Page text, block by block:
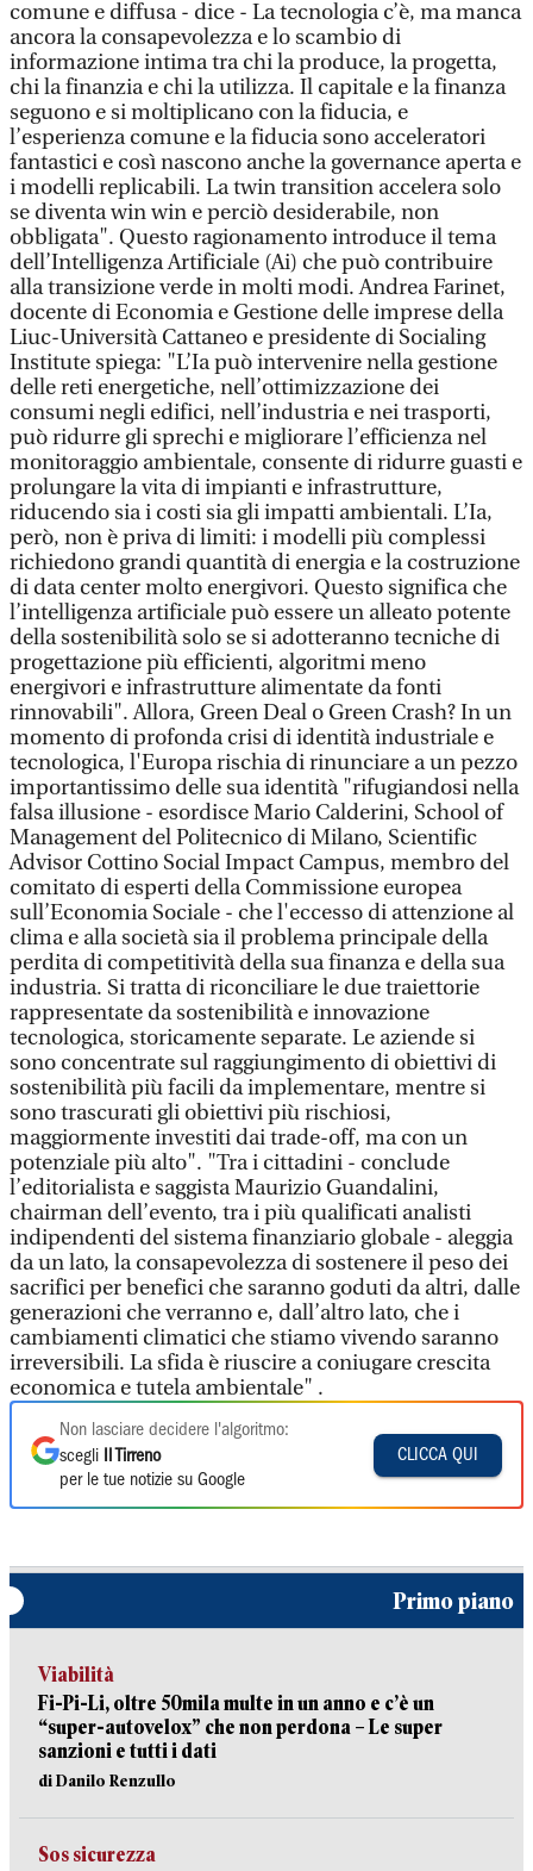
comune e diffusa - dice - La tecnologia c’è, ma manca
ancora la consapevolezza e lo scambio di
informazione intima tra chi la produce, la progetta,
chi la finanzia e chi la utilizza. Il capitale e la finanza
seguono e si moltiplicano con la fiducia, e
l’esperienza comune e la fiducia sono acceleratori
fantastici e così nascono anche la governance aperta e
i modelli replicabili. La twin transition accelera solo
se diventa win win e perciò desiderabile, non
obbligata". Questo ragionamento introduce il tema
dell’Intelligenza Artificiale (Ai) che può contribuire
alla transizione verde in molti modi. Andrea Farinet,
docente di Economia e Gestione delle imprese della
Liuc-Università Cattaneo e presidente di Socialing
Institute spiega: "L’Ia può intervenire nella gestione
delle reti energetiche, nell’ottimizzazione dei
consumi negli edifici, nell’industria e nei trasporti,
può ridurre gli sprechi e migliorare l’efficienza nel
monitoraggio ambientale, consente di ridurre guasti e
prolungare la vita di impianti e infrastrutture,
riducendo sia i costi sia gli impatti ambientali. L’Ia,
però, non è priva di limiti: i modelli più complessi
richiedono grandi quantità di energia e la costruzione
di data center molto energivori. Questo significa che
l’intelligenza artificiale può essere un alleato potente
della sostenibilità solo se si adotteranno tecniche di
progettazione più efficienti, algoritmi meno
energivori e infrastrutture alimentate da fonti
rinnovabili". Allora, Green Deal o Green Crash? In un
momento di profonda crisi di identità industriale e
tecnologica, l'Europa rischia di rinunciare a un pezzo
importantissimo delle sua identità "rifugiandosi nella
falsa illusione - esordisce Mario Calderini, School of
Management del Politecnico di Milano, Scientific
Advisor Cottino Social Impact Campus, membro del
comitato di esperti della Commissione europea
sull’Economia Sociale - che l'eccesso di attenzione al
clima e alla società sia il problema principale della
perdita di competitività della sua finanza e della sua
industria. Si tratta di riconciliare le due traiettorie
rappresentate da sostenibilità e innovazione
tecnologica, storicamente separate. Le aziende si
sono concentrate sul raggiungimento di obiettivi di
sostenibilità più facili da implementare, mentre si
sono trascurati gli obiettivi più rischiosi,
maggiormente investiti dai trade-off, ma con un
potenziale più alto". "Tra i cittadini - conclude
l’editorialista e saggista Maurizio Guandalini,
chairman dell’evento, tra i più qualificati analisti
indipendenti del sistema finanziario globale - aleggia
da un lato, la consapevolezza di sostenere il peso dei
sacrifici per benefici che saranno goduti da altri, dalle
generazioni che verranno e, dall’altro lato, che i
cambiamenti climatici che stiamo vivendo saranno
irreversibili. La sfida è riuscire a coniugare crescita
economica e tutela ambientale" .
Non lasciare decidere l'algoritmo:
scegli
Il Tirreno
per le tue notizie su Google
CLICCA QUI
Primo piano
Viabilità
Fi-Pi-Li, oltre 50mila multe in un anno e c’è un
“super-autovelox” che non perdona – Le super
sanzioni e tutti i dati
di Danilo Renzullo
Sos sicurezza